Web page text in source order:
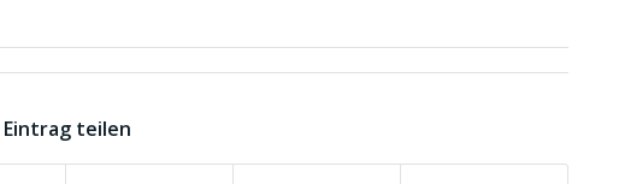
Eintrag teilen